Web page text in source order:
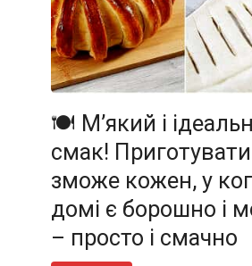
🍽️ М’який і
смак! Приготувати
зможе кожен, у
домі є борошно і
– просто і смачно